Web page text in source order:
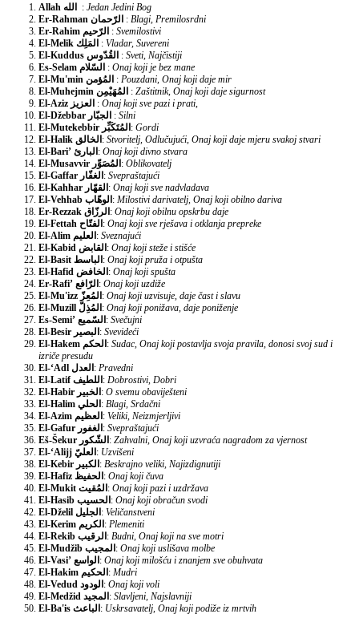
Allah الله : Jedan Jedini Bog
Er-Rahman الرّحمان : Blagi, Premilosrdni
Er-Rahim الرّحيم : Svemilostivi
El-Melik المَلِك : Vladar, Suvereni
El-Kuddus القُدّوس : Sveti, Najčistiji
Es-Selam السّلام : Onaj koji je bez mane
El-Mu'min المُؤمن : Pouzdani, Onaj koji daje mir
El-Muhejmin المُهَيْمِن : Zaštitnik, Onaj koji daje sigurnost
El-Aziz العزيز : Onaj koji sve pazi i prati,
El-Džebbar الجبّار : Silni
El-Mutekebbir المُتَكَبِّر: Gordi
El-Halik الخالق: Stvoritelj, Odlučujući, Onaj koji daje mjeru svakoj stvari
El-Bari’ البارئ: Onaj koji divno stvara
El-Musavvir المُصَوِّر: Oblikovatelj
El-Gaffar الغفّار: Svepraštajući
El-Kahhar القهّار: Onaj koji sve nadvladava
El-Vehhab الوهّاب: Milostivi darivatelj, Onaj koji obilno dariva
Er-Rezzak الرزّاق: Onaj koji obilnu opskrbu daje
El-Fettah الفتّاح: Onaj koji sve rješava i otklanja prepreke
El-Alim العليم: Sveznajući
El-Kabid القابض: Onaj koji steže i stišće
El-Basit الباسط: Onaj koji pruža i otpušta
El-Hafid الخافض: Onaj koji spušta
Er-Rafi’ الرّافع: Onaj koji uzdiže
El-Mu'izz المُعِزّ: Onaj koji uzvisuje, daje čast i slavu
El-Muzill المُذِلّ: Onaj koji ponižava, daje poniženje
Es-Semi’ السّميع: Svečujni
El-Besir البصير: Svevideći
El-Hakem الحكم: Sudac, Onaj koji postavlja svoja pravila, donosi svoj sud i
izriče presudu
El-‘Adl العدل: Pravedni
El-Latif اللطيف: Dobrostivi, Dobri
El-Habir الخبير: O svemu obaviješteni
El-Halim الحلي: Blagi, Srdačni
El-Azim العظيم: Veliki, Neizmjerljivi
El-Gafur الغفور: Svepraštajući
Eš-Šekur الشّكور: Zahvalni, Onaj koji uzvraća nagradom za vjernost
El-‘Alijj العليّ: Uzvišeni
El-Kebir الكبير: Beskrajno veliki, Najizdignutiji
El-Hafiz الحفيظ: Onaj koji čuva
El-Mukit المُقيت: Onaj koji pazi i uzdržava
El-Hasib الحسيب: Onaj koji obračun svodi
El-Dželil الجليل: Veličanstveni
El-Kerim الكريم: Plemeniti
El-Rekib الرقيب: Budni, Onaj koji na sve motri
El-Mudžib المجيب: Onaj koji uslišava molbe
El-Vasi’ الواسع: Onaj koji milošću i znanjem sve obuhvata
El-Hakim الحكيم: Mudri
El-Vedud الودود: Onaj koji voli
El-Medžid المجيد: Slavljeni, Najslavniji
El-Ba'is الباعث: Uskrsavatelj, Onaj koji podiže iz mrtvih